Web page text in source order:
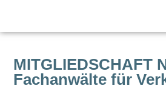
MITGLIEDSCHAFT
Fachanwälte für